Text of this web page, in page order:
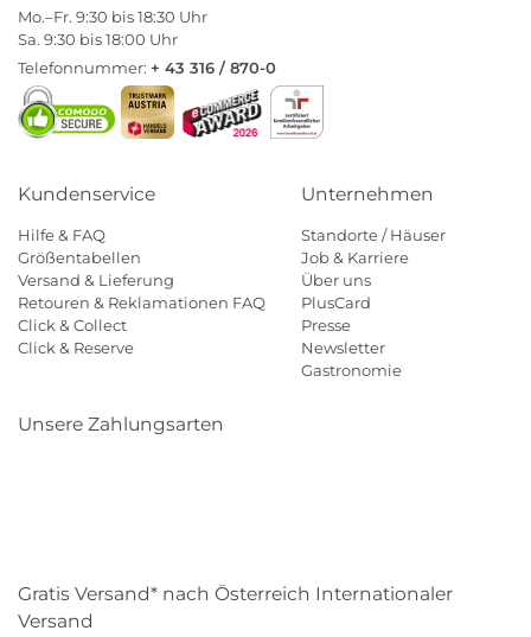
Mo.–Fr. 9:30 bis 18:30 Uhr
Sa. 9:30 bis 18:00 Uhr
Telefonnummer: + 43 316 / 870-0
Kundenservice
Hilfe & FAQ
Größentabellen
Versand & Lieferung
Retouren & Reklamationen FAQ
Click & Collect
Click & Reserve
Unternehmen
Standorte / Häuser
Job & Karriere
Über uns
PlusCard
Presse
Newsletter
Gastronomie
Unsere Zahlungsarten
Gratis Versand* nach Österreich Internationaler
Versand